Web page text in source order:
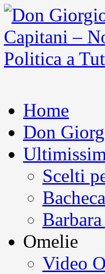
Home
Don
Scelti
Bacheca
Omelie
Video